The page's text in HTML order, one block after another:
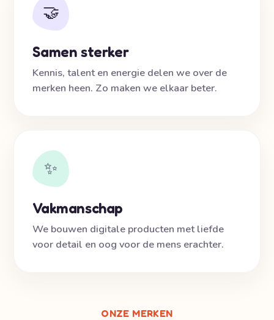
🤝
Samen sterker
Kennis, talent en energie delen we over de
merken heen. Zo maken we elkaar beter.
✨
Vakmanschap
We bouwen digitale producten met liefde
voor detail en oog voor de mens erachter.
ONZE MERKEN